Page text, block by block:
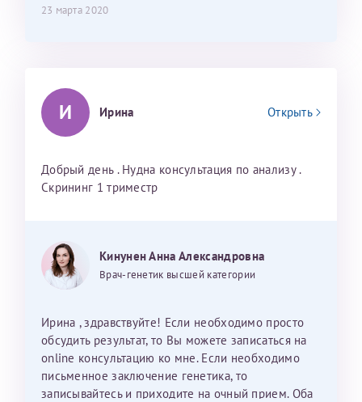
23 марта 2020
И Ирина Открыть
Добрый день . Нудна консультация по анализу .
Скрининг 1 триместр
Кинунен Анна Александровна
Врач-генетик высшей категории
Ирина , здравствуйте! Если необходимо просто
обсудить результат, то Вы можете записаться на
online консультацию ко мне. Если необходимо
письменное заключение генетика, то
записывайтесь и приходите на очный прием. Оба
Записаться на прием
Дата рождения*
Фамилия*
Имя*
Отчество*